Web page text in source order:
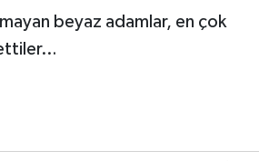
beyaz adamlar, en çok